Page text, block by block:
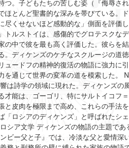
つ。子どもたちの苦しむ姿（『侮辱さ
ほとんど聖書的な深みを帯びている。
尽くせないほど感動的な」側面を評価
トルストイは、感傷的でグロテスクな
の中で彼を最も高く評価した。彼らを
。ディケンズのケチなスクルージの道
ュードフの精神的復活の物語に強力に
通じて世界の変革の道を模索した。
は詩学の領域に現れた。ディケンズの
才能は、ゴーゴリ、特にサルトイコフ
と皮肉を極限まで高め、これらの手法
「ロシアのディケンズ」と呼ばれたシ
シア文学 ディケンズの物語の主題であ
ビー父と子』では、冷淡な父と愛情